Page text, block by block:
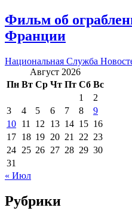
Фильм об
Франции
Национальная Служба
Август 2026
Пн Вт Ср Чт Пт Сб Вс
1
2
3
4 5 6 7 8
9
10 11 12 13 14 15 16
17 18 19 20 21 22 23
24 25 26 27 28 29 30
31
« Июл
Рубрики